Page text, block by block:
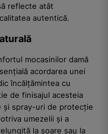
reflecte atât
autentică.
mocasinilor damă
acordarea unei
încălțămintea cu
de finisajul acesteia
și spray-uri de protecție
umezelii și a
la soare sau la